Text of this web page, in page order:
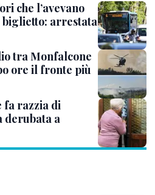
che l’avevano
biglietto: arrestata
tra Monfalcone
ore il fronte più
fa razzia di
derubata a